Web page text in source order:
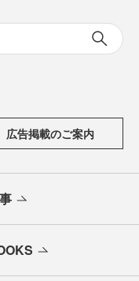
広告掲載のご案内